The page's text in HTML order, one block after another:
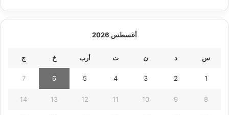
أغسطس 2026
س د ن ث أرب خ ج
1
2
3
4
5
6
7
8
9
10
11
12
13
14